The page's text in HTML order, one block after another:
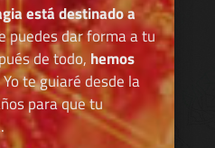
está destinado a
puedes dar forma a tu
de todo, hemos
Yo te guiaré desde la
para que tu